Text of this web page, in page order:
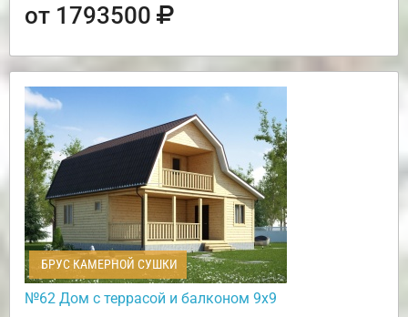
от 1793500
БРУС КАМЕРНОЙ СУШКИ
№62 Дом c террасой и балконом 9х9